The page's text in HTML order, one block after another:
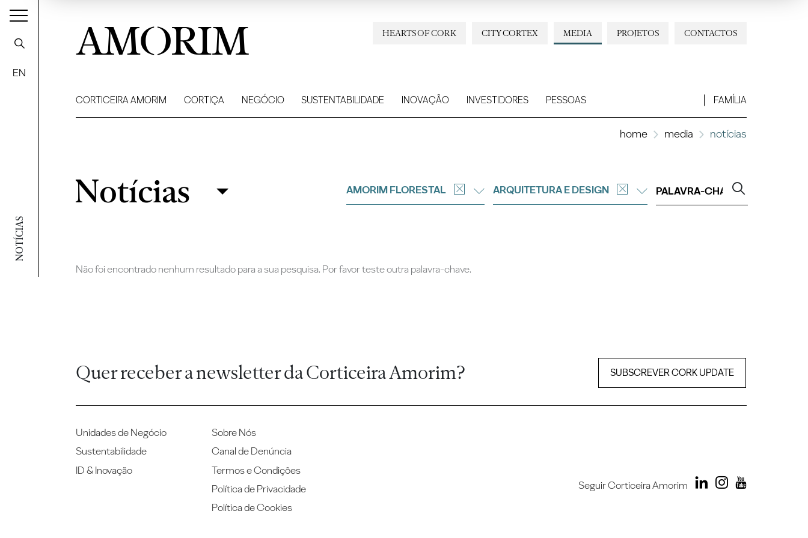
NOTÍCIAS
EN
AMORIM CONTACTOS
PROJETOS
MEDIA
CITY CORTEX
HEARTS OF CORK
CORTICEIRA AMORIM CORTIÇA NEGÓCIO SUSTENTABILIDADE INOVAÇÃO INVESTIDORES PESSOAS FAMÍLIA
home media notícias
Filtrar
Notícias AMORIM FLORESTAL ARQUITETURA E DESIGN
Não foi encontrado nenhum resultado para a sua pesquisa. Por favor teste outra palavra-chave.
Quer receber a newsletter da Corticeira Amorim? SUBSCREVER CORK UPDATE
Unidades de Negócio
Sustentabilidade
ID & Inovação
Sobre Nós
Canal de Denúncia
Termos e Condições
Política de Privacidade
Política de Cookies
Seguir Corticeira Amorim